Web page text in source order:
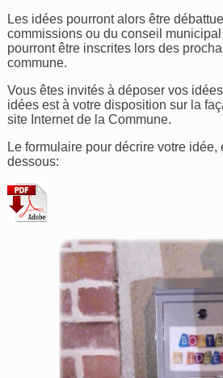
Les idées pourront alors être
commissions ou du conseil
pourront être inscrites lors des
commune.
Vous êtes invités à déposer vos
idées est à votre disposition sur la
site Internet de la Commune.
Le formulaire pour décrire votre
dessous: